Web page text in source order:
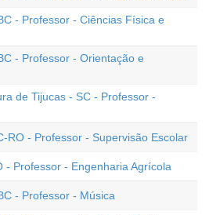
- Professor - Ciências Física e
- Professor - Orientação e
de Tijucas - SC - Professor -
RO - Professor - Supervisão Escolar
- Professor - Engenharia Agrícola
- Professor - Música